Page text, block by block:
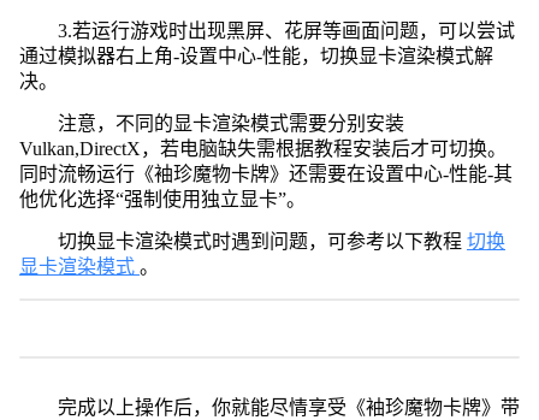
3.若运行游戏时出现黑屏、花屏等画面问题，可以尝试
通过模拟器右上角-设置中心-性能，切换显卡渲染模式解
决。
注意，不同的显卡渲染模式需要分别安装
Vulkan,DirectX，若电脑缺失需根据教程安装后才可切换。
同时流畅运行《袖珍魔物卡牌》还需要在设置中心-性能-其
他优化选择“强制使用独立显卡”。
切换显卡渲染模式时遇到问题，可参考以下教程 切换
显卡渲染模式 。
完成以上操作后，你就能尽情享受《袖珍魔物卡牌》带